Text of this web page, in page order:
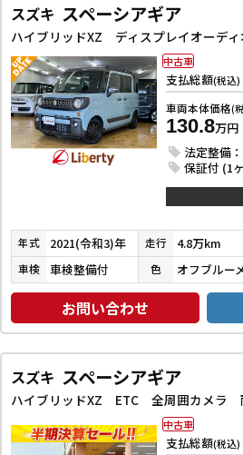
スズキ スペーシアギア
支払総額(税込)
車両本体価格(
130.8万円
法定整備
保証付 (1
中古車
年式 2021(令和3)年 走行 4.8万km
車検 車検整備付 色
お問い合わせ
スズキ スペーシアギア
支払総額(税込)
中古車